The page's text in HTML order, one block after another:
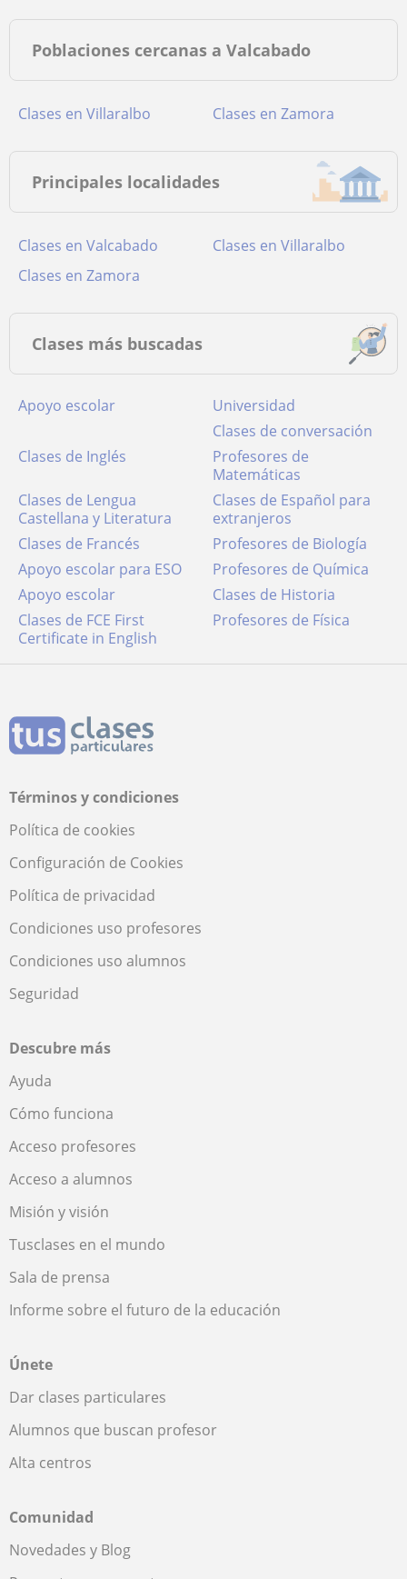
Poblaciones cercanas a Valcabado
Clases en Villaralbo Clases en Zamora
Principales localidades
Clases en Valcabado
Clases en Villaralbo
Clases en Zamora
Clases más buscadas
Apoyo escolar
Universidad
Clases de conversación
Clases de Inglés
Profesores de
Matemáticas
Clases de Lengua
Castellana y Literatura
Clases de Español para
extranjeros
Clases de Francés
Profesores de Biología
Apoyo escolar para ESO
Profesores de Química
Apoyo escolar
Clases de Historia
Clases de FCE First
Certificate in English
Profesores de Física
Términos y condiciones
Política de cookies
Configuración de Cookies
Política de privacidad
Condiciones uso profesores
Condiciones uso alumnos
Seguridad
Descubre más
Ayuda
Cómo funciona
Acceso profesores
Acceso a alumnos
Misión y visión
Tusclases en el mundo
Sala de prensa
Informe sobre el futuro de la educación
Únete
Dar clases particulares
Alumnos que buscan profesor
Alta centros
Comunidad
Novedades y Blog